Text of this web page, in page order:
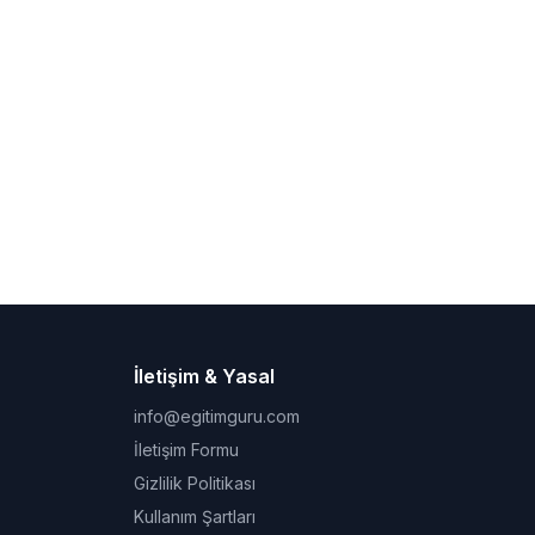
İletişim & Yasal
info@egitimguru.com
İletişim Formu
Gizlilik Politikası
Kullanım Şartları